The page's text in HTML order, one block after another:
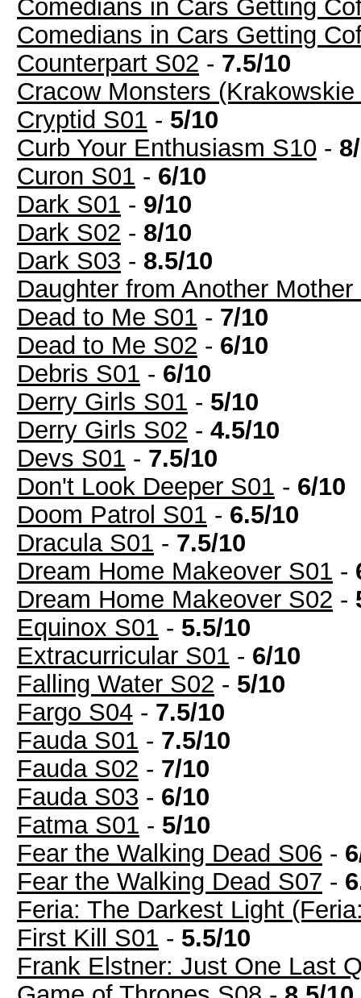
Comedians in Cars Getting
Comedians in Cars Getting
Counterpart S02 - 7.5/10
Cracow Monsters
Cryptid S01 - 5/10
Curb Your Enthusiasm S10 -
Curon S01 - 6/10
Dark S01 - 9/10
Dark S02 - 8/10
Dark S03 - 8.5/10
Daughter from Another
Dead to Me S01 - 7/10
Dead to Me S02 - 6/10
Debris S01 - 6/10
Derry Girls S01 - 5/10
Derry Girls S02 - 4.5/10
Devs S01 - 7.5/10
Don't Look Deeper S01 - 6/10
Doom Patrol S01 - 6.5/10
Dracula S01 - 7.5/10
Dream Home Makeover S01 -
Dream Home Makeover S02 -
Equinox S01 - 5.5/10
Extracurricular S01 - 6/10
Falling Water S02 - 5/10
Fargo S04 - 7.5/10
Fauda S01 - 7.5/10
Fauda S02 - 7/10
Fauda S03 - 6/10
Fatma S01 - 5/10
Fear the Walking Dead S06 -
Fear the Walking Dead S07 -
Feria: The Darkest Light
First Kill S01 - 5.5/10
Frank Elstner: Just One Last